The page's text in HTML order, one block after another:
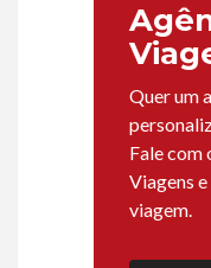
Quer um
Fale com
Viagens
viagem.